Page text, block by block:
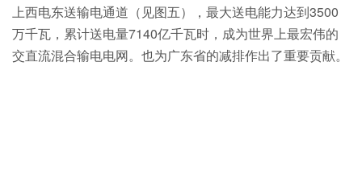
上西电东送输电通道（见图五），最大送电能力达到3500
万千瓦，累计送电量7140亿千瓦时，成为世界上最宏伟的
交直流混合输电电网。也为广东省的减排作出了重要贡献。